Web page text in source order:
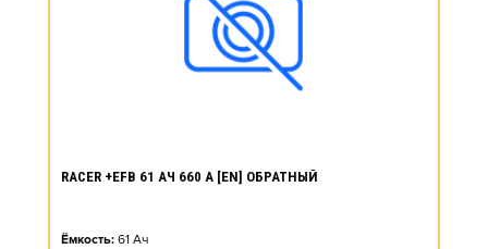
RACER +EFB 61 АЧ 660 А [EN] ОБРАТНЫЙ
Ёмкость: 61 Ач